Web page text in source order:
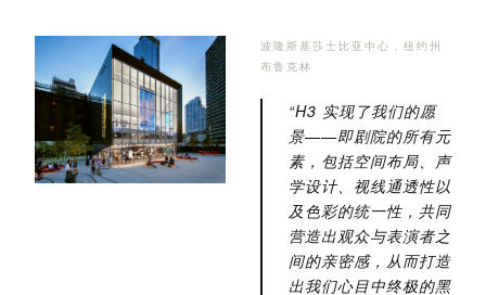
波隆斯基莎士比亚中心，纽约州
布鲁克林
“H3 实现了我们的愿
景——即剧院的所有元
素，包括空间布局、声
学设计、视线通透性以
及色彩的统一性，共同
营造出观众与表演者之
间的亲密感，从而打造
出我们心目中终极的黑